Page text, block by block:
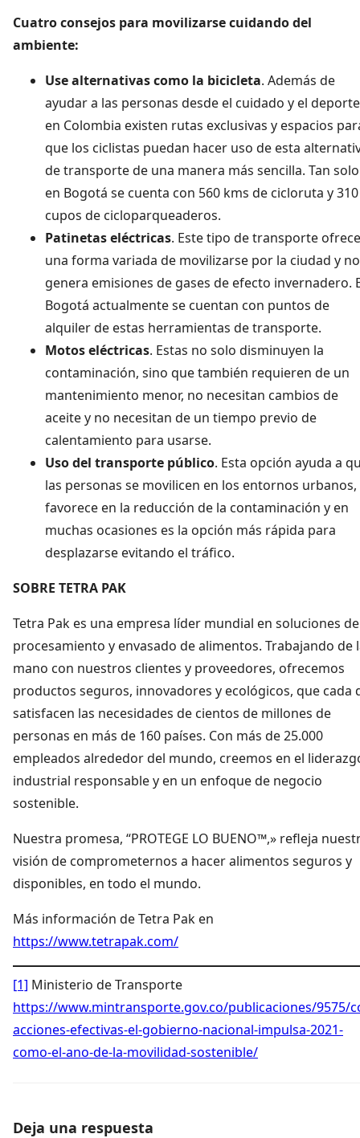
Cuatro consejos para movilizarse cuidando del
ambiente:
Use alternativas como la bicicleta. Además de
ayudar a las personas desde el cuidado y el deporte
en Colombia existen rutas exclusivas y espacios
que los ciclistas puedan hacer uso de esta
de transporte de una manera más sencilla. Tan solo
en Bogotá se cuenta con 560 kms de cicloruta y 310
cupos de cicloparqueaderos.
Patinetas eléctricas. Este tipo de transporte ofrece
una forma variada de movilizarse por la ciudad y no
genera emisiones de gases de efecto invernadero.
Bogotá actualmente se cuentan con puntos de
alquiler de estas herramientas de transporte.
Motos eléctricas. Estas no solo disminuyen la
contaminación, sino que también requieren de un
mantenimiento menor, no necesitan cambios de
aceite y no necesitan de un tiempo previo de
calentamiento para usarse.
Uso del transporte público. Esta opción ayuda a
las personas se movilicen en los entornos urbanos,
favorece en la reducción de la contaminación y en
muchas ocasiones es la opción más rápida para
desplazarse evitando el tráfico.
SOBRE TETRA PAK
Tetra Pak es una empresa líder mundial en soluciones de
procesamiento y envasado de alimentos. Trabajando de
mano con nuestros clientes y proveedores, ofrecemos
productos seguros, innovadores y ecológicos, que cada
satisfacen las necesidades de cientos de millones de
personas en más de 160 países. Con más de 25.000
empleados alrededor del mundo, creemos en el
industrial responsable y en un enfoque de negocio
sostenible.
Nuestra promesa, “PROTEGE LO BUENO™,» refleja
visión de comprometernos a hacer alimentos seguros y
disponibles, en todo el mundo.
Más información de Tetra Pak en
https://www.tetrapak.com/
[1] Ministerio de Transporte
https://www.mintransporte.gov.co/publicaciones/9575/
acciones-efectivas-el-gobierno-nacional-impulsa-2021-
como-el-ano-de-la-movilidad-sostenible/
Deja una respuesta